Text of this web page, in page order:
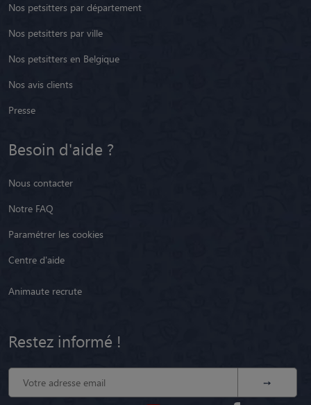
Nos petsitters par département
Nos petsitters par ville
Nos petsitters en Belgique
Nos avis clients
Presse
Besoin d'aide ?
Nous contacter
Notre FAQ
Paramétrer les cookies
Centre d'aide
Animaute recrute
Restez informé !